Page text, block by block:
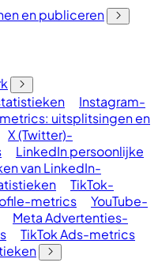
en publiceren
Instagram-
uitsplitsingen en
X (Twitter)-
LinkedIn persoonlijke
van LinkedIn-
TikTok-
metrics
YouTube-
Meta Advertenties-
TikTok Ads-metrics